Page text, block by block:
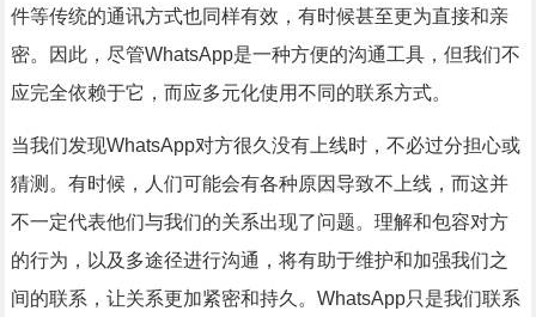
件等传统的通讯方式也同样有效，有时候甚至更为直接和亲
密。因此，尽管WhatsApp是一种方便的沟通工具，但我们不
应完全依赖于它，而应多元化使用不同的联系方式。
当我们发现WhatsApp对方很久没有上线时，不必过分担心或
猜测。有时候，人们可能会有各种原因导致不上线，而这并
不一定代表他们与我们的关系出现了问题。理解和包容对方
的行为，以及多途径进行沟通，将有助于维护和加强我们之
间的联系，让关系更加紧密和持久。WhatsApp只是我们联系